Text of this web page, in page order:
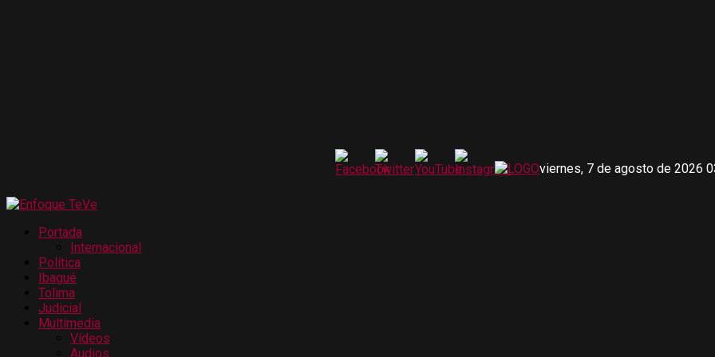
viernes, 7 de agosto de 2026
Portada
Internacional
Política
Ibagué
Tolima
Judicial
Multimedia
Vídeos
Audios